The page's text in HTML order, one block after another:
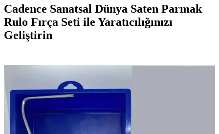
Cadence Sanatsal Dünya Saten Parmak
Rulo Fırça Seti ile Yaratıcılığınızı
Geliştirin